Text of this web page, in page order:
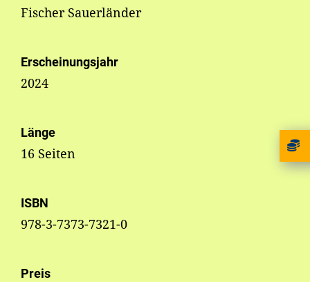
Fischer Sauerländer
Erscheinungsjahr
2024
Länge
16 Seiten
ISBN
978-3-7373-7321-0
Preis